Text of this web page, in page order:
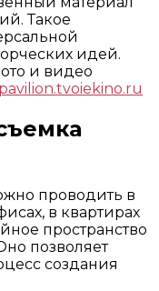
Такое
идей.
и видео
pavilion.tvoiekino.ru
проводить в
в квартирах
пространство
позволяет
создания